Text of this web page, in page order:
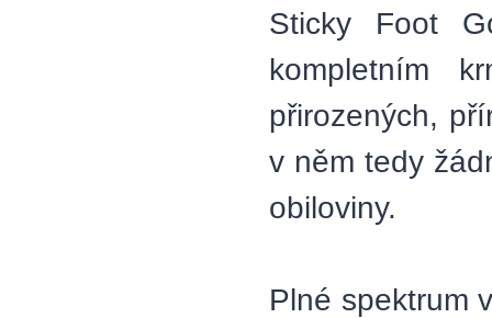
Sticky Foot
kompletním
přirozených,
v něm tedy
obiloviny.
Plné spektrum